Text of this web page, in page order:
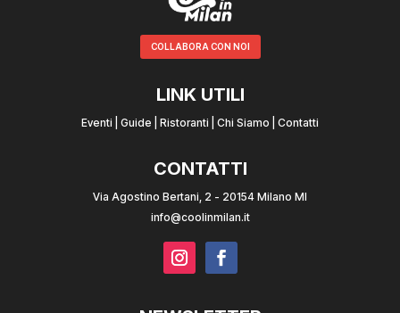
COLLABORA CON NOI
LINK UTILI
Eventi Guide Ristoranti Chi Siamo Contatti
CONTATTI
Via Agostino Bertani, 2 - 20154 Milano MI
info@coolinmilan.it